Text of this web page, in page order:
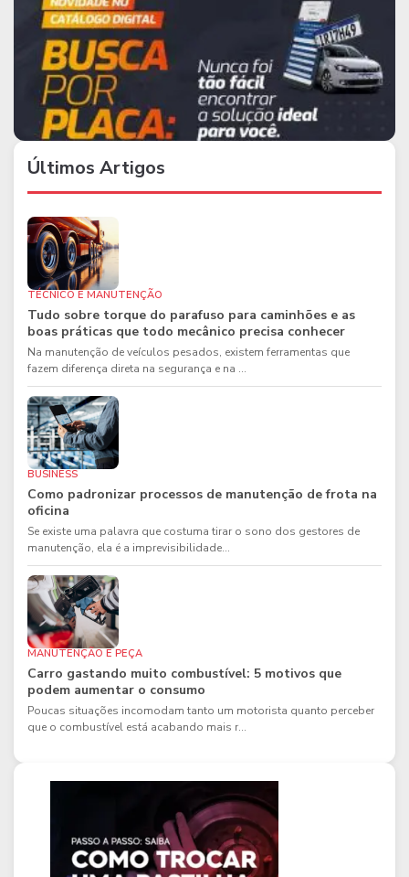
Últimos Artigos
TÉCNICO E MANUTENÇÃO
Tudo sobre torque do parafuso para caminhões e as
boas práticas que todo mecânico precisa conhecer
Na manutenção de veículos pesados, existem ferramentas que
fazem diferença direta na segurança e na ...
BUSINESS
Como padronizar processos de manutenção de frota na
oficina
Se existe uma palavra que costuma tirar o sono dos gestores de
manutenção, ela é a imprevisibilidade...
MANUTENÇÃO E PEÇA
Carro gastando muito combustível: 5 motivos que
podem aumentar o consumo
Poucas situações incomodam tanto um motorista quanto perceber
que o combustível está acabando mais r...